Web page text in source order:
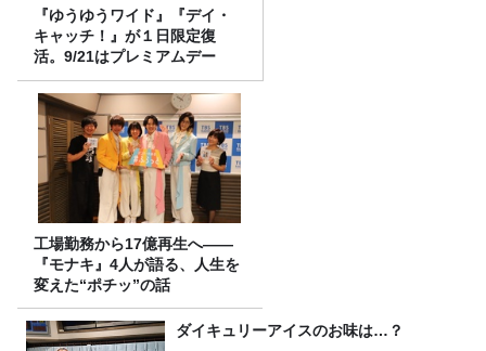
『ゆうゆうワイド』『デイ・
キャッチ！』が１日限定復
活。9/21はプレミアムデー
工場勤務から17億再生へ——
『モナキ』4人が語る、人生を
変えた“ポチッ”の話
ダイキュリーアイスのお味は…？